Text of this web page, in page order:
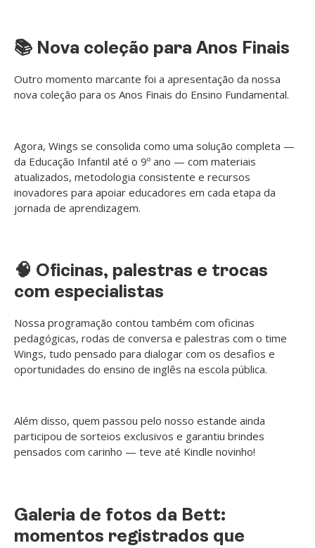
📚 Nova coleção para Anos Finais
Outro momento marcante foi a apresentação da nossa
nova coleção para os Anos Finais do Ensino Fundamental.
Agora, Wings se consolida como uma solução completa —
da Educação Infantil até o 9º ano — com materiais
atualizados, metodologia consistente e recursos
inovadores para apoiar educadores em cada etapa da
jornada de aprendizagem.
🧠 Oficinas, palestras e trocas
com especialistas
Nossa programação contou também com oficinas
pedagógicas, rodas de conversa e palestras com o time
Wings, tudo pensado para dialogar com os desafios e
oportunidades do ensino de inglês na escola pública.
Além disso, quem passou pelo nosso estande ainda
participou de sorteios exclusivos e garantiu brindes
pensados com carinho — teve até Kindle novinho!
Galeria de fotos da Bett:
momentos registrados que